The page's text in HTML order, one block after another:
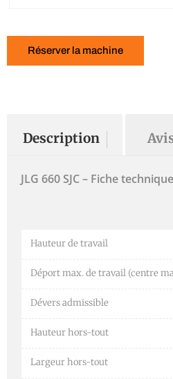
Réserver la machine
Description
JLG 660 SJC – Fiche
Hauteur de travail
Déport max. de travail (centre
Dévers admissible
Hauteur hors-tout
Largeur hors-tout